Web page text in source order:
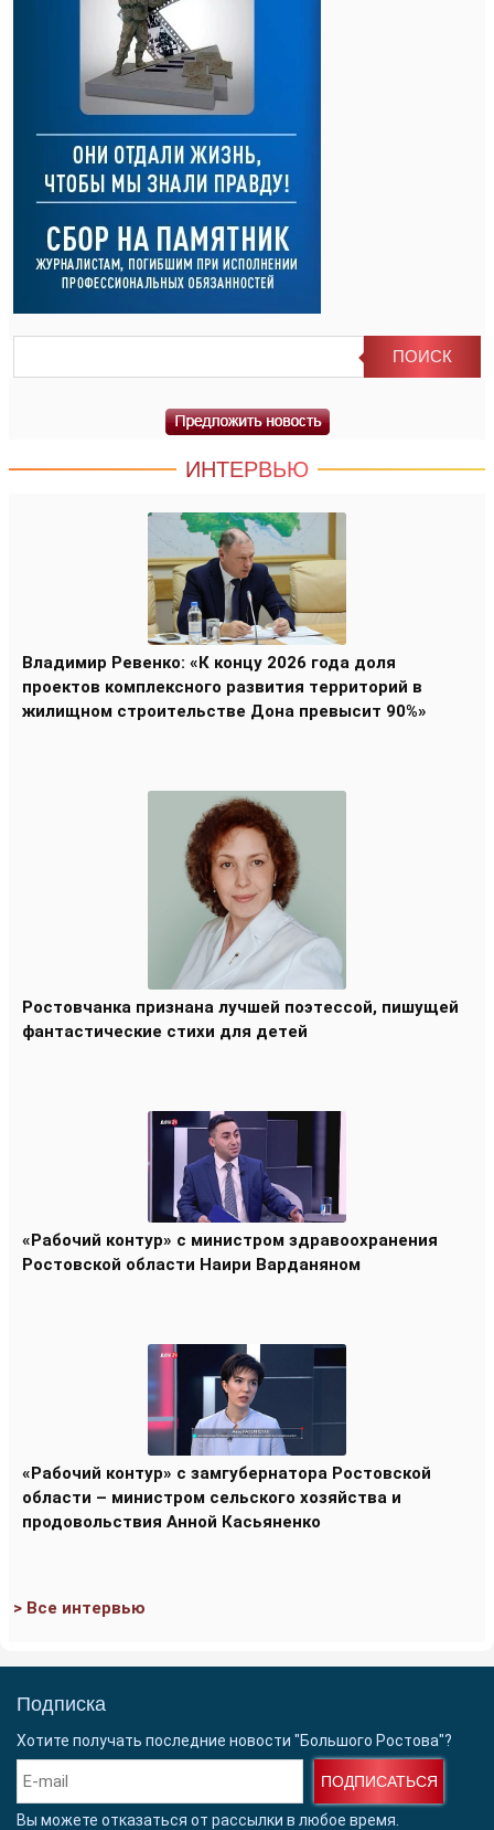
ИНТЕРВЬЮ
Владимир Ревенко: «К концу 2026 года доля
проектов комплексного развития территорий в
жилищном строительстве Дона превысит 90%»
Ростовчанка признана лучшей поэтессой, пишущей
фантастические стихи для детей
«Рабочий контур» с министром здравоохранения
Ростовской области Наири Варданяном
«Рабочий контур» с замгубернатора Ростовской
области – министром сельского хозяйства и
продовольствия Анной Касьяненко
> Все интервью
Подписка
Хотите получать последние новости "Большого Ростова"?
ПОДПИСАТЬСЯ
Вы можете отказаться от рассылки в любое время.